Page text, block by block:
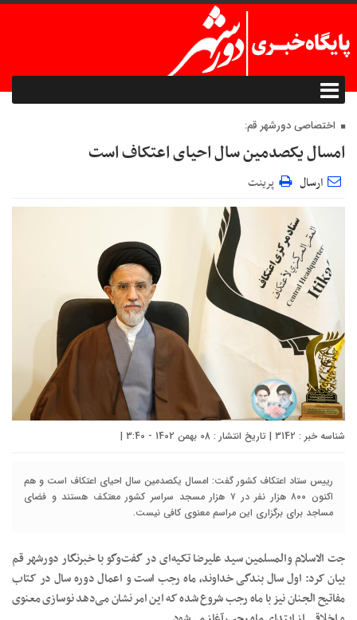
اختصاصی دورشهر قم:
امسال یکصدمین سال احیای اعتکاف است
ارسال پرینت
شناسه خبر : 3142 | تاریخ انتشار : 08 بهمن 1402 - 3:40 |
رییس ستاد اعتکاف کشور گفت: امسال یکصدمین سال احیای اعتکاف است و هم
اکنون ۸۰۰ هزار نفر در ۷ هزار مسجد سراسر کشور معتکف هستند و فضای
مساجد برای برگزاری این مراسم معنوی کافی نیست.
جت الاسلام والمسلمین سید علیرضا تکیه‌ای در گفت‌وگو با خبرنگار دورشهر قم
بیان کرد: اول سال بندگی خداوند، ماه رجب است و اعمال دوره سال در کتاب
مفاتیح الجنان نیز با ماه رجب شروع شده که این امر نشان می‌دهد نوسازی معنوی